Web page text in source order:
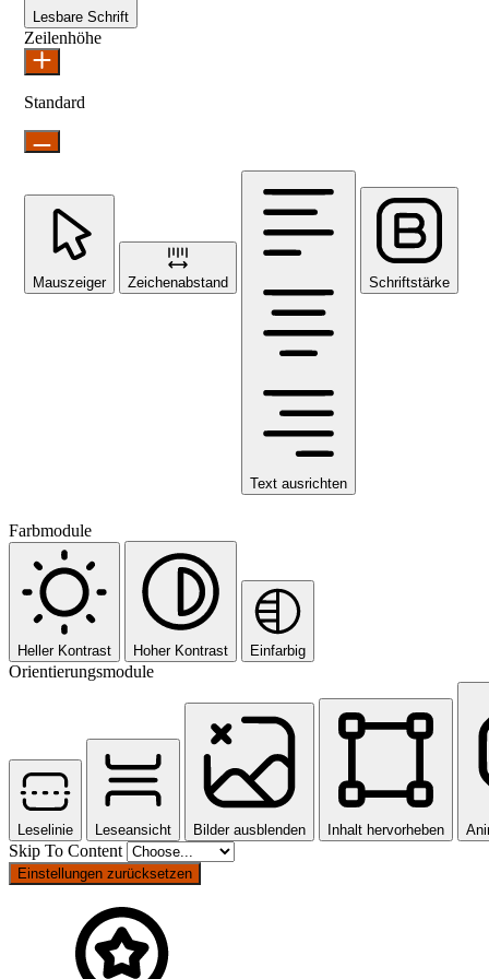
Lesbare Schrift
Zeilenhöhe
Standard
Mauszeiger Zeichenabstand
Text ausrichten
Schriftstärke
Farbmodule
Heller Kontrast Hoher Kontrast Einfarbig
Orientierungsmodule
Leselinie Leseansicht Bilder ausblenden Inhalt hervorheben
Skip To Content
Einstellungen zurücksetzen